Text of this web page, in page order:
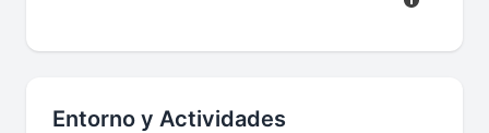
Entorno y Actividades